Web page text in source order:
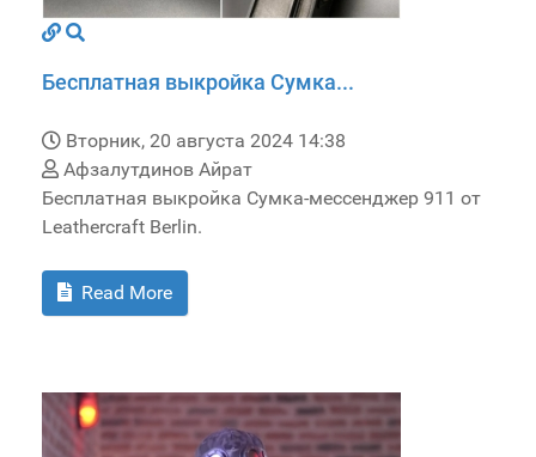
Бесплатная выкройка Сумка...
Вторник, 20 августа 2024 14:38
Афзалутдинов Айрат
Бесплатная выкройка Сумка-мессенджер 911 от
Leathercraft Berlin.
Read More